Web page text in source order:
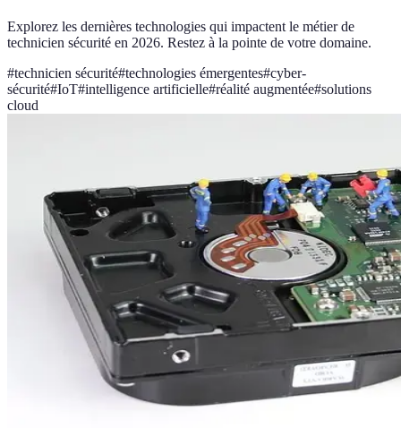
Explorez les dernières technologies qui impactent le métier de
technicien sécurité en 2026. Restez à la pointe de votre domaine.
#technicien sécurité#technologies émergentes#cyber-
sécurité#IoT#intelligence artificielle#réalité augmentée#solutions
cloud